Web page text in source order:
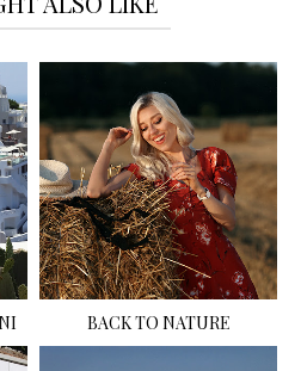
BACK TO NATURE